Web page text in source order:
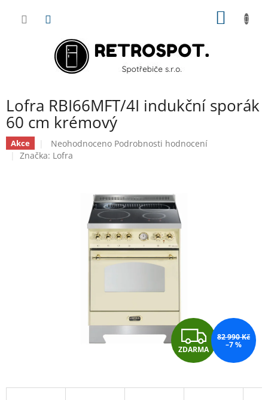
Lofra RBI66MFT/4I indukční sporák
60 cm krémový
Akce
Průměrné
hodnocení
hvězdiček.
Neohodnoceno Podrobnosti hodnocení
Značka: Lofra
Z
D
A
ZDARMA
82 990 Kč
–7 %